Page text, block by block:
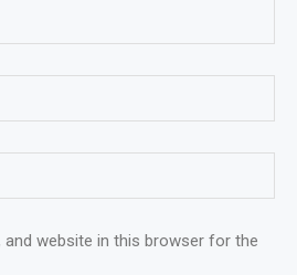
and website in this browser for the